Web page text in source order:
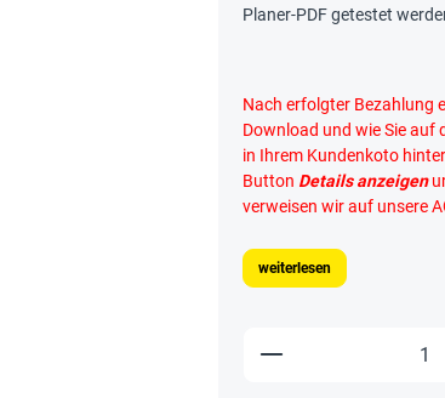
Planer-PDF getestet
Nach erfolgter Bezahlung
Download und wie Sie auf
in Ihrem Kundenkoto
Button Details anzeigen
verweisen wir auf unsere
weiterlesen
Produkt